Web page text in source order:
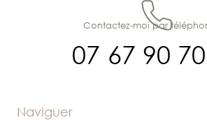
07 67 90
Contactez-moi par
Naviguer